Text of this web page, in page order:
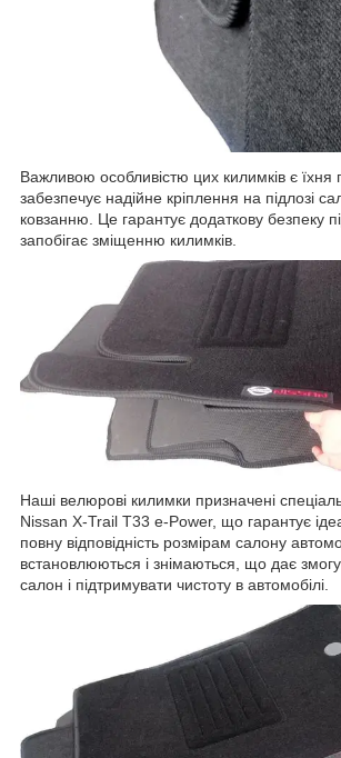
Важливою особливістю цих килимків є їхня
забезпечує надійне кріплення на підлозі
ковзанню. Це гарантує додаткову безпеку
запобігає зміщенню килимків.
Наші велюрові килимки призначені
Nissan X-Trail T33 e-Power, що гарантує
повну відповідність розмірам салону
встановлюються і знімаються, що дає
салон і підтримувати чистоту в автомобілі.